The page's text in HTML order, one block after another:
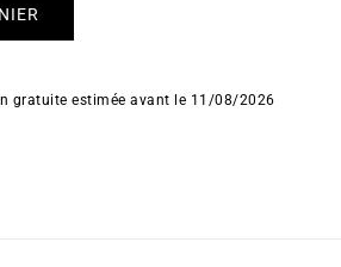
gratuite estimée avant le 11/08/2026